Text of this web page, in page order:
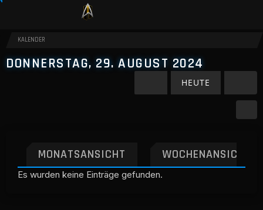
KALENDER
DONNERSTAG, 29. AUGUST 2024
HEUTE
MONATSANSICHT WOCHENANSICHT
Es wurden keine Einträge gefunden.